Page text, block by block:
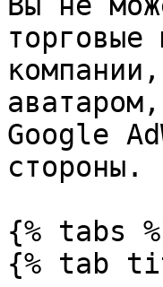
Google
стороны.
{% tabs
{% tab